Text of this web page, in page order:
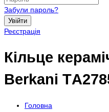
Забули пароль?
Увійти
Реєстрація
Кільце
Berkani
Головна